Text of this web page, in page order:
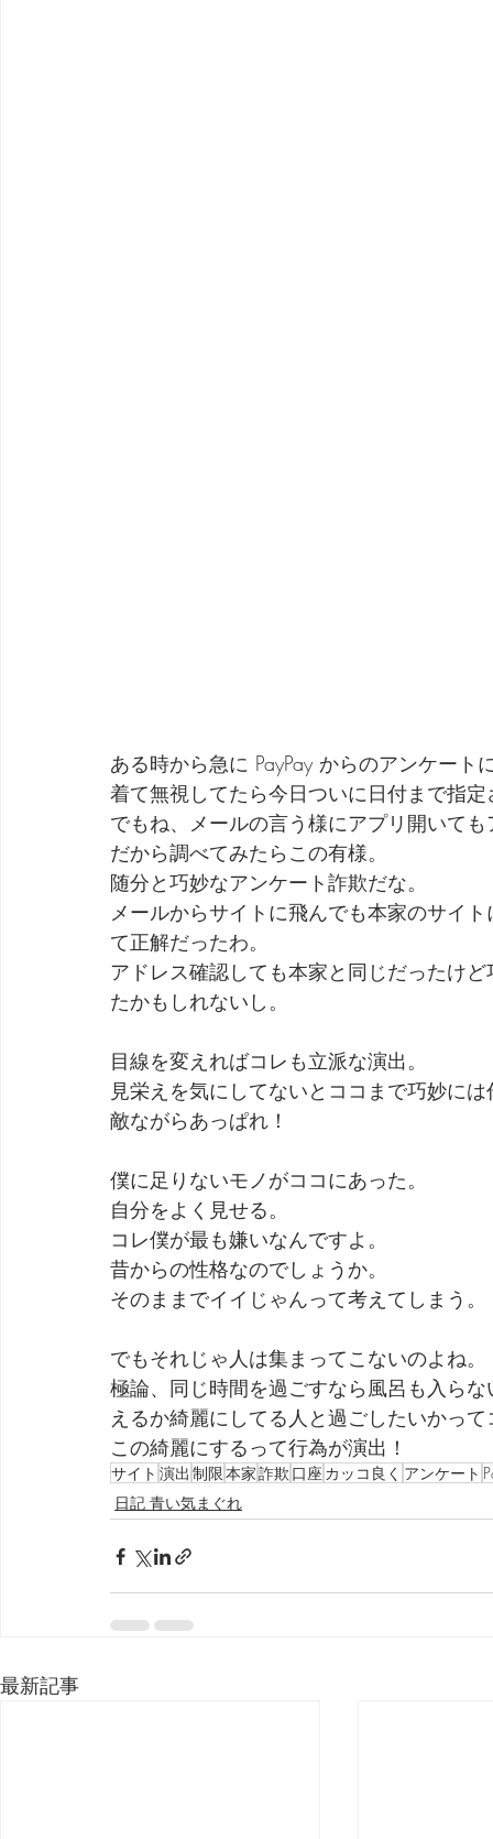
ある時から急に PayPay からのアンケー
着て無視してたら今日ついに日付まで指
でもね、メールの言う様にアプリ開いて
だから調べてみたらこの有様。
随分と巧妙なアンケート詐欺だな。
メールからサイトに飛んでも本家のサイ
て正解だったわ。
アドレス確認しても本家と同じだったけ
たかもしれないし。
目線を変えればコレも立派な演出。
見栄えを気にしてないとココまで巧妙に
敵ながらあっぱれ！
僕に足りないモノがココにあった。
自分をよく見せる。
コレ僕が最も嫌いなんですよ。
昔からの性格なのでしょうか。
そのままでイイじゃんって考えてしまう。
でもそれじゃ人は集まってこないのよね。
極論、同じ時間を過ごすなら風呂も入ら
えるか綺麗にしてる人と過ごしたいかっ
この綺麗にするって行為が演出！
サイト 演出 制限本家詐欺 口座 カッコ良く アンケート
日記 青い気まぐれ
最新記事